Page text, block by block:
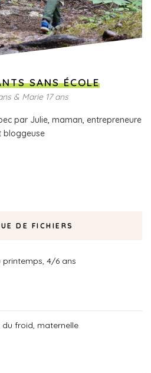
SANS ÉCOLE
& Marie 17 ans
par Julie, maman, entrepreneure
bloggeuse
DE FICHIERS
printemps, 4/6 ans
du froid, maternelle